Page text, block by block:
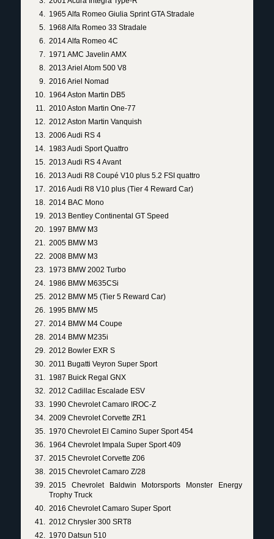
1965 Alfa Romeo Giulia Sprint GTA Stradale
1968 Alfa Romeo 33 Stradale
2014 Alfa Romeo 4C
1971 AMC Javelin AMX
2013 Ariel Atom 500 V8
2016 Ariel Nomad
1964 Aston Martin DB5
2010 Aston Martin One-77
2012 Aston Martin Vanquish
2006 Audi RS 4
1983 Audi Sport Quattro
2013 Audi RS 4 Avant
2013 Audi R8 Coupé V10 plus 5.2 FSI quattro
2016 Audi R8 V10 plus (Tier 4 Reward Car)
2014 BAC Mono
2013 Bentley Continental GT Speed
1997 BMW M3
2005 BMW M3
2008 BMW M3
1973 BMW 2002 Turbo
1986 BMW M635CSi
2012 BMW M5 (Tier 5 Reward Car)
1995 BMW M5
2014 BMW M4 Coupe
2014 BMW M235i
2012 Bowler EXR S
2011 Bugatti Veyron Super Sport
1987 Buick Regal GNX
2012 Cadillac Escalade ESV
1990 Chevrolet Camaro IROC-Z
2009 Chevrolet Corvette ZR1
1970 Chevrolet El Camino Super Sport 454
1964 Chevrolet Impala Super Sport 409
2015 Chevrolet Corvette Z06
2015 Chevrolet Camaro Z/28
2015 Chevrolet Baldwin Motorsports Monster Energy
Trophy Truck
2016 Chevrolet Camaro Super Sport
2012 Chrysler 300 SRT8
1970 Datsun 510